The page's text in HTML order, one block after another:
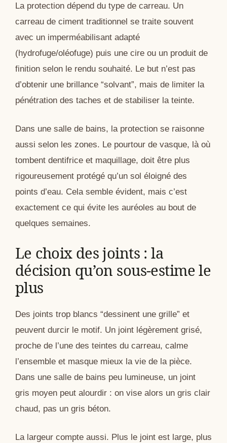
La protection dépend du type de carreau. Un
carreau de ciment traditionnel se traite souvent
avec un imperméabilisant adapté
(hydrofuge/oléofuge) puis une cire ou un produit de
finition selon le rendu souhaité. Le but n’est pas
d’obtenir une brillance “solvant”, mais de limiter la
pénétration des taches et de stabiliser la teinte.
Dans une salle de bains, la protection se raisonne
aussi selon les zones. Le pourtour de vasque, là où
tombent dentifrice et maquillage, doit être plus
rigoureusement protégé qu’un sol éloigné des
points d’eau. Cela semble évident, mais c’est
exactement ce qui évite les auréoles au bout de
quelques semaines.
Le choix des joints : la
décision qu’on sous-estime le
plus
Des joints trop blancs “dessinent une grille” et
peuvent durcir le motif. Un joint légèrement grisé,
proche de l’une des teintes du carreau, calme
l’ensemble et masque mieux la vie de la pièce.
Dans une salle de bains peu lumineuse, un joint
gris moyen peut alourdir : on vise alors un gris clair
chaud, pas un gris béton.
La largeur compte aussi. Plus le joint est large, plus